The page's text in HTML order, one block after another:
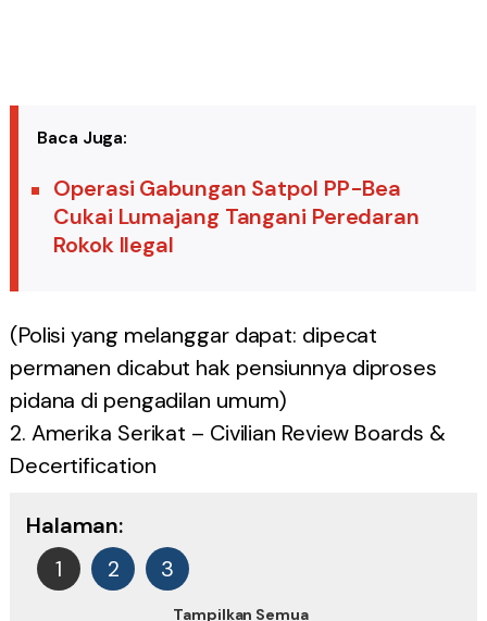
Baca Juga:
Operasi Gabungan Satpol PP-Bea
Cukai Lumajang Tangani Peredaran
Rokok Ilegal
(Polisi yang melanggar dapat: dipecat
permanen dicabut hak pensiunnya diproses
pidana di pengadilan umum)
2. Amerika Serikat – Civilian Review Boards &
Decertification
Halaman:
1
2 3
Tampilkan Semua